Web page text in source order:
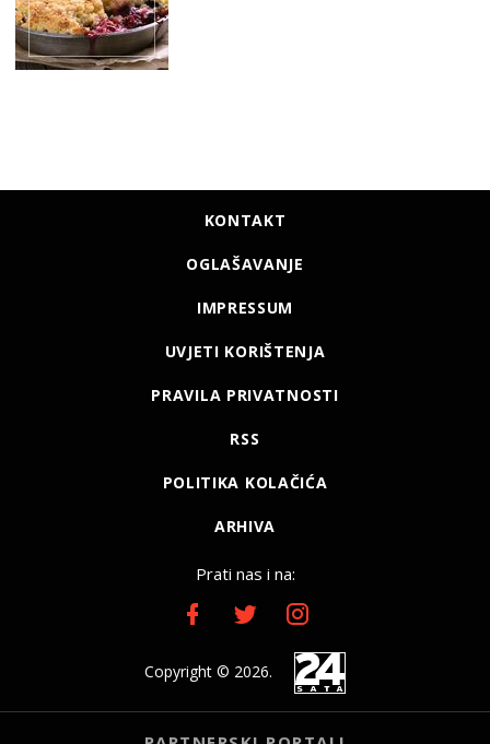
KONTAKT
OGLAŠAVANJE
IMPRESSUM
UVJETI KORIŠTENJA
PRAVILA PRIVATNOSTI
RSS
POLITIKA KOLAČIĆA
ARHIVA
Prati nas i na:
Copyright © 2026.